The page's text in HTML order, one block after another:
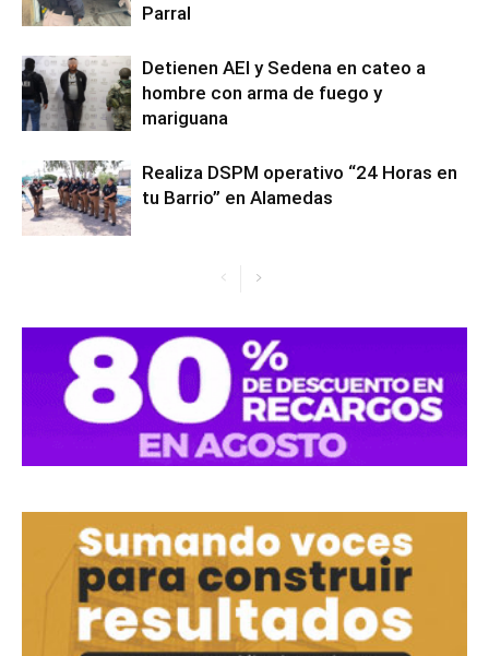
Parral
Detienen AEI y Sedena en cateo a
hombre con arma de fuego y
mariguana
Realiza DSPM operativo “24 Horas en
tu Barrio” en Alamedas